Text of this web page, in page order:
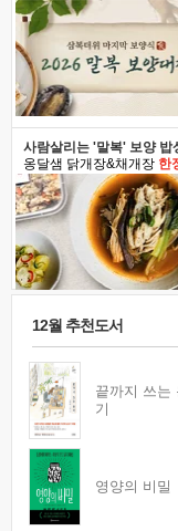
사람살리는 '말복' 보양 밥
옹달샘 닭개장&채개장 한
12월 추천도서
끝까지 쓰는
기
영양의 비밀